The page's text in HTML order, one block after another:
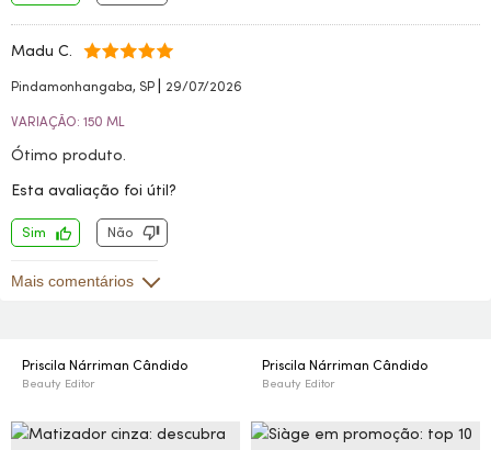
Madu C.
Pindamonhangaba, SP | 29/07/2026
VARIAÇÃO: 150 ML
Ótimo produto.
Esta avaliação foi útil?
Sim Não
Mais comentários
Priscila Nárriman Cândido
Beauty Editor
Priscila Nárriman Cândido
Beauty Editor